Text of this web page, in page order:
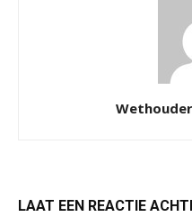
LAAT EEN REACTIE